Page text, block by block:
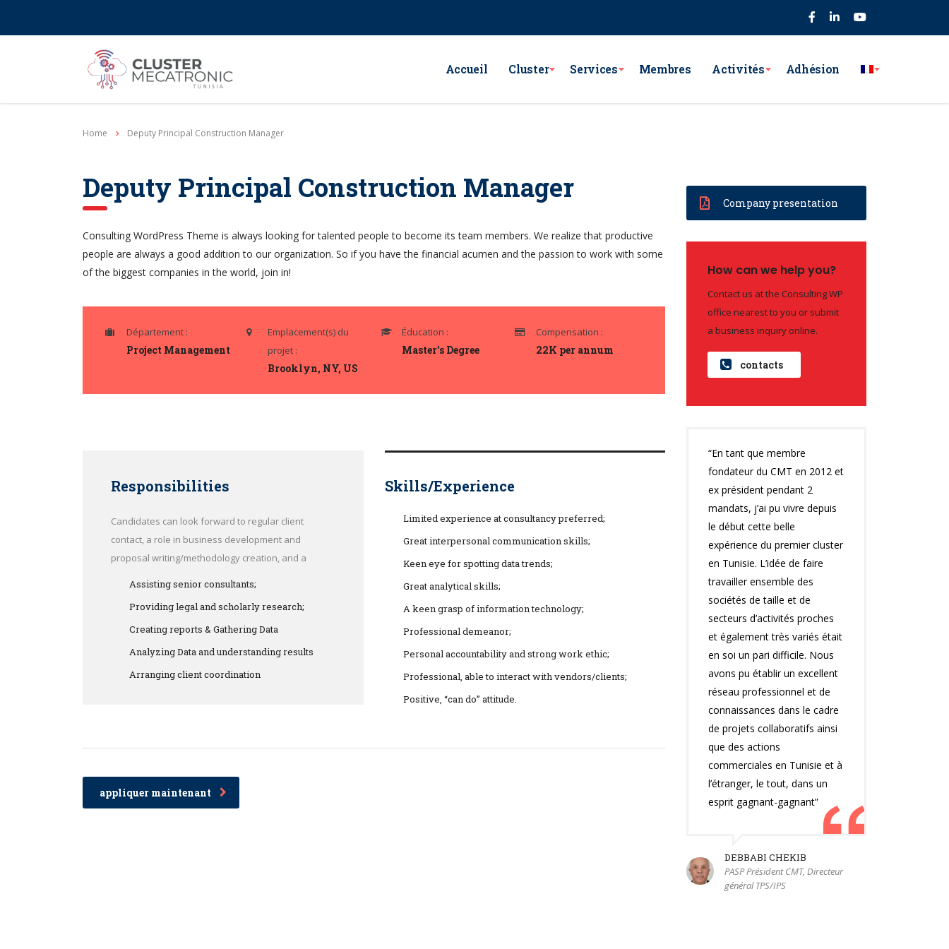
Accueil Cluster Services Membres Activités Adhésion
Home Deputy Principal Construction Manager
Deputy Principal Construction Manager
Consulting WordPress Theme is always looking for talented people to become its team members. We realize that productive
people are always a good addition to our organization. So if you have the financial acumen and the passion to work with some
of the biggest companies in the world, join in!
Département :
Project Management
Emplacement(s) du
projet :
Brooklyn, NY, US
Éducation :
Master's Degree
Compensation :
22K per annum
Responsibilities
Candidates can look forward to regular client
contact, a role in business development and
proposal writing/methodology creation, and a
Assisting senior consultants;
Providing legal and scholarly research;
Creating reports & Gathering Data
Analyzing Data and understanding results
Arranging client coordination
Skills/Experience
Limited experience at consultancy preferred;
Great interpersonal communication skills;
Keen eye for spotting data trends;
Great analytical skills;
A keen grasp of information technology;
Professional demeanor;
Personal accountability and strong work ethic;
Professional, able to interact with vendors/clients;
Positive, “can do” attitude.
appliquer maintenant
Company presentation
How can we help you?
Contact us at the Consulting WP
office nearest to you or submit
a business inquiry online.
contacts
“En tant que membre
fondateur du CMT en 2012 et
ex président pendant 2
mandats, j’ai pu vivre depuis
le début cette belle
expérience du premier cluster
en Tunisie. L’idée de faire
travailler ensemble des
sociétés de taille et de
secteurs d’activités proches
et également très variés était
en soi un pari difficile. Nous
avons pu établir un excellent
réseau professionnel et de
connaissances dans le cadre
de projets collaboratifs ainsi
que des actions
commerciales en Tunisie et à
l’étranger, le tout, dans un
esprit gagnant-gagnant”
DEBBABI CHEKIB
PASP Président CMT, Directeur
général TPS/IPS